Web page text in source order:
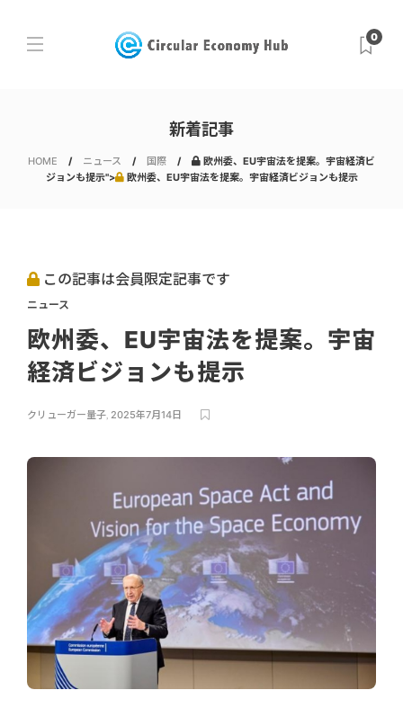
0
新着記事
HOME ニュース 国際
欧州委、EU宇宙法を提案。宇宙経済ビ
ジョンも提示">
欧州委、EU宇宙法を提案。宇宙経済ビジョンも提示
この記事は会員限定記事です
ニュース
欧州委、EU宇宙法を提案。宇宙
経済ビジョンも提示
クリューガー量子, 2025年7月14日